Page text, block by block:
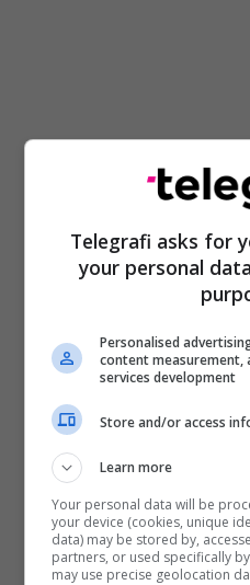
Telegrafi asks for
your personal
Personalised
content measurement,
services development
Store and/or access
Learn more
Your personal data will be
your device (cookies, unique
data) may be stored by,
partners, or used specifically
may use precise geolocation